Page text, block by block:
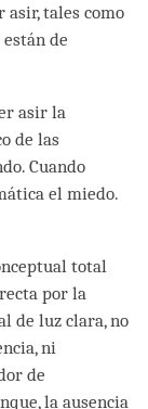
asir, tales como
de
asir la
de las
Cuando
el miedo.
total
por la
de luz clara, no
ni
de
la ausencia